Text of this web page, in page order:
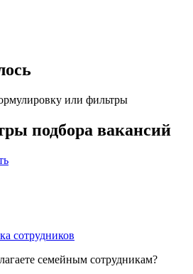
или фильтры
подбора вакансий
сотрудников
семейным сотрудникам?